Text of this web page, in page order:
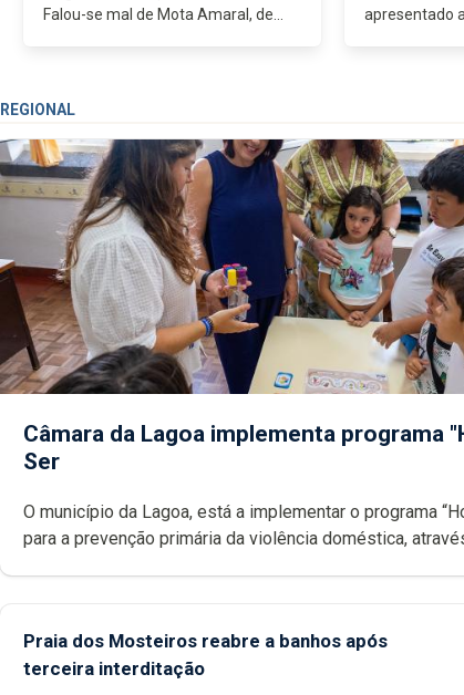
Falou-se mal de Mota Amaral, de
apresentado
sumptuoso
REGIONAL
Câmara da Lagoa implementa programa
Ser
O município da Lagoa, está a implementar o programa
para a prevenção primária da violência doméstica,
Praia dos Mosteiros reabre a banhos após
terceira interditação